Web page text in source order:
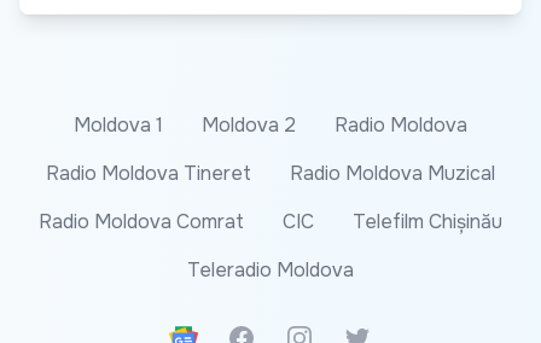
Moldova 1 Moldova 2
Radio Moldova
Radio Moldova Tineret
Radio Moldova Muzical
Radio Moldova Comrat
CIC
Telefilm Chișinău
Teleradio Moldova
Google News
FacebookInstagramTwitter